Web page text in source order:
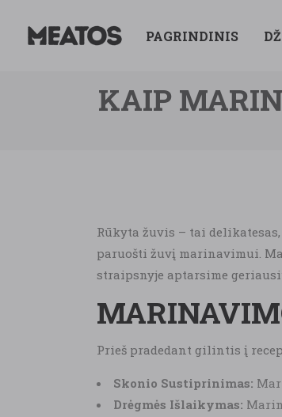
PAGRINDINIS
KAIP
Rūkyta žuvis – tai
paruošti žuvį marinavimui.
straipsnyje aptarsime
Prieš pradedant gilintis į
Skonio Sustiprinimas:
Drėgmės Išlaikymas: